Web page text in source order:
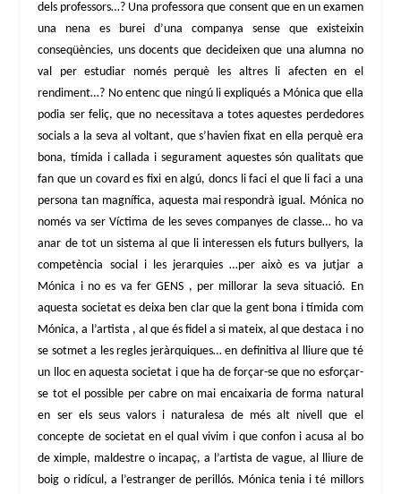
dels professors…? Una professora que consent que en un examen
una nena es burei d’una companya sense que existeixin
conseqüències, uns docents que decideixen que una alumna no
val per estudiar només perquè les altres li afecten en el
rendiment…? No entenc que ningú li expliqués a Mónica que ella
podia ser feliç, que no necessitava a totes aquestes perdedores
socials a la seva al voltant, que s’havien fixat en ella perquè era
bona, tímida i callada i segurament aquestes són qualitats que
fan que un covard es fixi en algú, doncs li faci el que li faci a una
persona tan magnífica, aquesta mai respondrà igual. Mónica no
només va ser Víctima de les seves companyes de classe… ho va
anar de tot un sistema al que li interessen els futurs bullyers, la
competència social i les jerarquies …per això es va jutjar a
Mónica i no es va fer GENS , per millorar la seva situació. En
aquesta societat es deixa ben clar que la gent bona i tímida com
Mónica, a l’artista , al que és fidel a si mateix, al que destaca i no
se sotmet a les regles jeràrquiques… en definitiva al lliure que té
un lloc en aquesta societat i que ha de forçar-se que no esforçar-
se tot el possible per cabre on mai encaixaria de forma natural
en ser els seus valors i naturalesa de més alt nivell que el
concepte de societat en el qual vivim i que confon i acusa al bo
de ximple, maldestre o incapaç, a l’artista de vague, al lliure de
boig o ridícul, a l’estranger de perillós. Mónica tenia i té millors